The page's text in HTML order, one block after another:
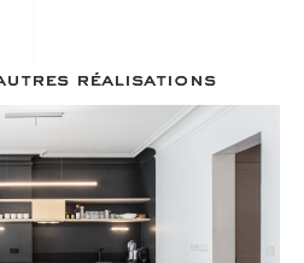
réalisations
— Paris IX: Rénovation
Découvrir